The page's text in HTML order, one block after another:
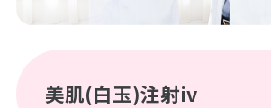
美肌(白玉)注射iv